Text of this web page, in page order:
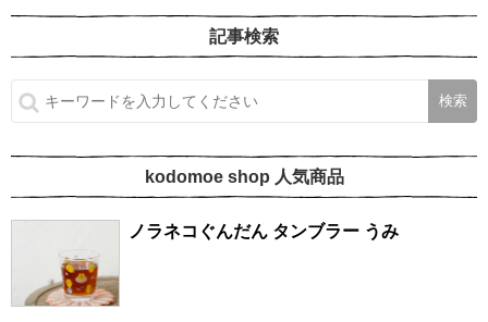
記事検索
kodomoe shop 人気商品
ノラネコぐんだん タンブラー うみ